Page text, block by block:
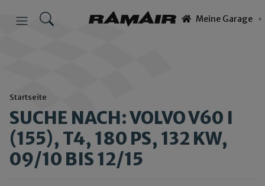
Meine Garage
Startseite
SUCHE NACH: VOLVO V60 I
(155), T4, 180 PS, 132 KW,
09/10 BIS 12/15